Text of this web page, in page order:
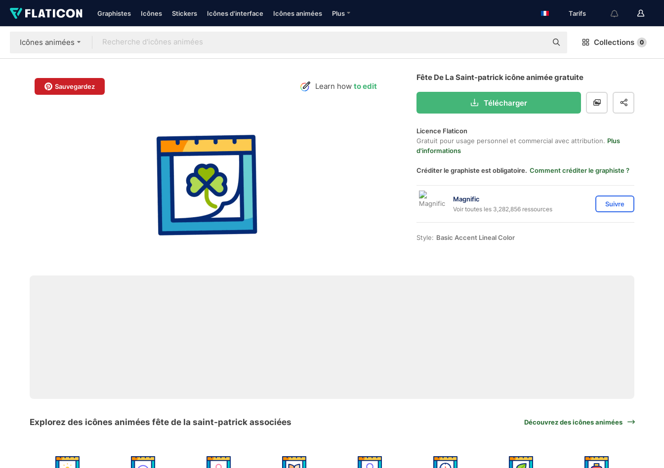
Graphistes Icônes Stickers Icônes d'interface Icônes animées Plus Tarifs
Icônes animées Collections 0
Sauvegardez Learn how to edit
Fête De La Saint-patrick icône animée gratuite
Télécharger
Licence Flaticon
Gratuit pour usage personnel et commercial avec attribution. Plus
d'informations
Créditer le graphiste est obligatoire. Comment créditer le graphiste ?
Magnific
Voir toutes les 3,282,856 ressources
Suivre
Style: Basic Accent Lineal Color
Explorez des icônes animées fête de la saint-patrick associées Découvrez des icônes animées